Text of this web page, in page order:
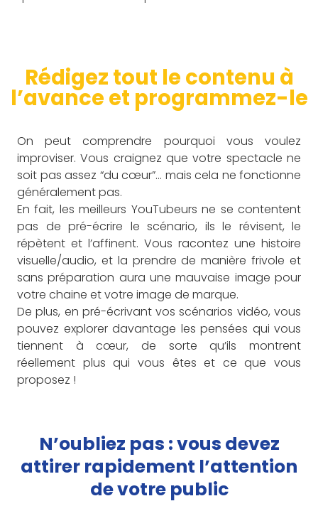
Rédigez tout le contenu à
l’avance et programmez-le
On peut comprendre pourquoi vous voulez
improviser. Vous craignez que votre spectacle ne
soit pas assez “du cœur”… mais cela ne fonctionne
généralement pas.
En fait, les meilleurs YouTubeurs ne se contentent
pas de pré-écrire le scénario, ils le révisent, le
répètent et l’affinent. Vous racontez une histoire
visuelle/audio, et la prendre de manière frivole et
sans préparation aura une mauvaise image pour
votre chaine et votre image de marque.
De plus, en pré-écrivant vos scénarios vidéo, vous
pouvez explorer davantage les pensées qui vous
tiennent à cœur, de sorte qu’ils montrent
réellement plus qui vous êtes et ce que vous
proposez !
N’oubliez pas : vous devez
attirer rapidement l’attention
de votre public